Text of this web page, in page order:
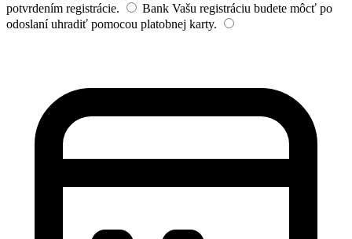
potvrdením registrácie.
Bank Vašu registráciu budete môcť po
odoslaní uhradiť pomocou platobnej karty.